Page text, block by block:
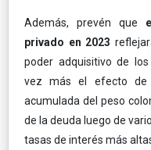
Además, prevén que
privado en 2023
poder adquisitivo de
vez más el efecto de
acumulada del peso
de la deuda luego de
tasas de interés más